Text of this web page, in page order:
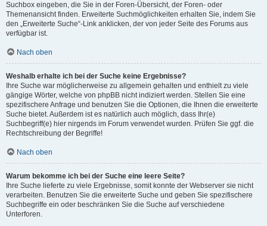
Suchbox eingeben, die Sie in der Foren-Übersicht, der Foren- oder
Themenansicht finden. Erweiterte Suchmöglichkeiten erhalten Sie, indem Sie
den „Erweiterte Suche“-Link anklicken, der von jeder Seite des Forums aus
verfügbar ist.
Nach oben
Weshalb erhalte ich bei der Suche keine Ergebnisse?
Ihre Suche war möglicherweise zu allgemein gehalten und enthielt zu viele
gängige Wörter, welche von phpBB nicht indiziert werden. Stellen Sie eine
spezifischere Anfrage und benutzen Sie die Optionen, die Ihnen die erweiterte
Suche bietet. Außerdem ist es natürlich auch möglich, dass Ihr(e)
Suchbegriff(e) hier nirgends im Forum verwendet wurden. Prüfen Sie ggf. die
Rechtschreibung der Begriffe!
Nach oben
Warum bekomme ich bei der Suche eine leere Seite?
Ihre Suche lieferte zu viele Ergebnisse, somit konnte der Webserver sie nicht
verarbeiten. Benutzen Sie die erweiterte Suche und geben Sie spezifischere
Suchbegriffe ein oder beschränken Sie die Suche auf verschiedene
Unterforen.